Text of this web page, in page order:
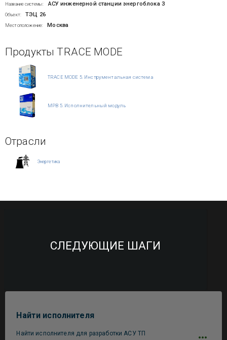
Название системы: АСУ инженерной станции энергоблока 3
Объект: ТЭЦ 26
Местоположение: Москва
Продукты TRACE MODE
TRACE MODE 5. Инструментальная система
МРВ 5. Исполнительный модуль
Отрасли
Энергетика
СЛЕДУЮЩИЕ ШАГИ
Найти исполнителя
Найти исполнителя для разработки АСУ ТП